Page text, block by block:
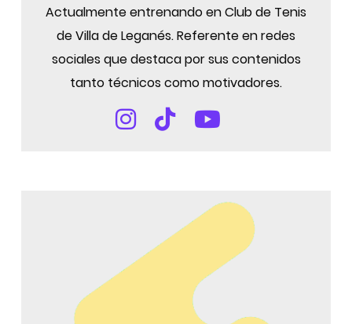
Actualmente entrenando en Club de Tenis
de Villa de Leganés. Referente en redes
sociales que destaca por sus contenidos
tanto técnicos como motivadores.